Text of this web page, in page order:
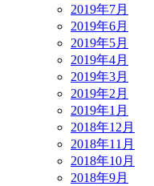
2019年7月
2019年6月
2019年5月
2019年4月
2019年3月
2019年2月
2019年1月
2018年12月
2018年11月
2018年10月
2018年9月